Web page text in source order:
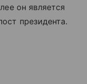
он является
президента.